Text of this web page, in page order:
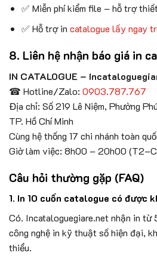
✅ Miễn phí kiểm file – hỗ trợ
✅ Hỗ trợ in catalogue lấy ngay
8. Liên hệ nhận báo giá in
IN CATALOGUE –
☎ Hotline/Zalo: 0903.787.767
Địa chỉ: Số 219 Lê Niệm, Phường
TP. Hồ Chí Minh
Cùng hệ thống 17 chi nhánh toàn
Giờ làm việc: 8h00 – 20h00
Câu hỏi thường gặp (FAQ)
1. In 10 cuốn catalogue có được
Có. Incataloguegiare.net nhận in từ
công nghệ in kỹ thuật số hiện đại,
thiểu.